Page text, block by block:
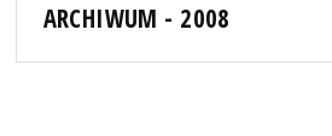
ARCHIWUM - 2008